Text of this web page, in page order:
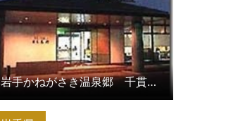
岩手かねがさき温泉郷 千貫石温泉 湯元東館